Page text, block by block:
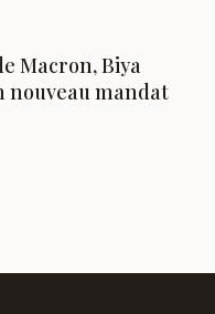
Macron, Biya
mandat